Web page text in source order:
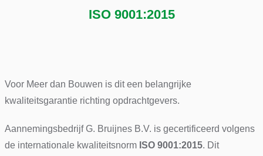
ISO 9001:2015
Voor Meer dan Bouwen is dit een belangrijke
kwaliteitsgarantie richting opdrachtgevers.
Aannemingsbedrijf G. Bruijnes B.V. is gecertificeerd volgens
de internationale kwaliteitsnorm ISO 9001:2015. Dit